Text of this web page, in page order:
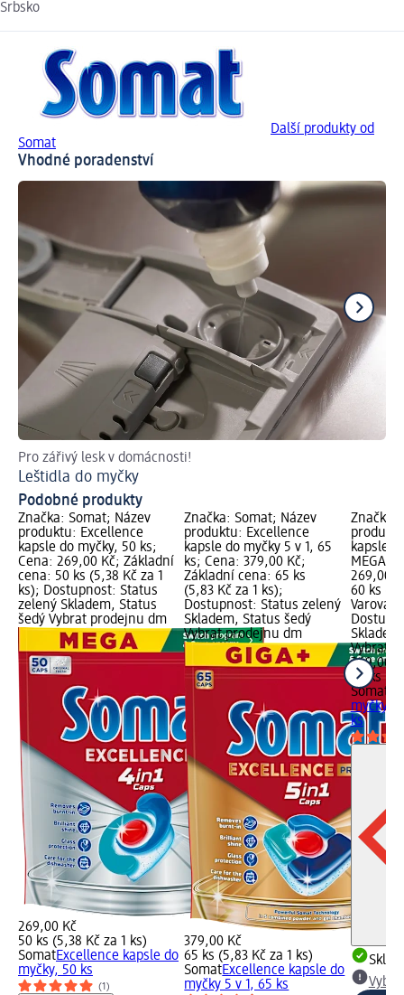
Srbsko
Další produkty od
Somat
Vhodné poradenství
Pro zářivý lesk v domácnosti!
Leštidla do myčky
Podobné produkty
Značka: Somat; Název
produktu: Excellence
kapsle do myčky, 50 ks;
Cena: 269,00 Kč; Základní
cena: 50 ks (5,38 Kč za 1
ks); Dostupnost: Status
zelený Skladem, Status
šedý Vybrat prodejnu dm
269,00 Kč
50 ks (5,38 Kč za 1 ks)
SomatExcellence kapsle do
myčky, 50 ks
(1)
Značka: Somat; Název
produktu: Excellence
kapsle do myčky 5 v 1, 65
ks; Cena: 379,00 Kč;
Základní cena: 65 ks
(5,83 Kč za 1 ks);
Dostupnost: Status zelený
Skladem, Status šedý
Vybrat prodejnu dm
379,00 Kč
65 ks (5,83 Kč za 1 ks)
SomatExcellence kapsle do
myčky 5 v 1, 65 ks
Značka:
kapsle
MEGA,
269,00
60 ks
Vybrat
269,00
60 ks
Somat
myčky
ks